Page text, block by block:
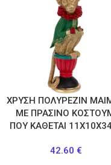
ΧΡΥΣΗ ΠΟΛΥΡΕΖΙΝ
ΜΕ ΠΡΑΣΙΝΟ
ΠΟΥ ΚΑΘΕΤΑΙ
42.60 €